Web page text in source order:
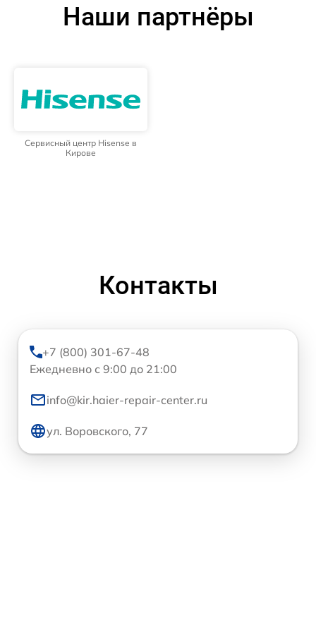
Наши партнёры
Сервисный центр Hisense в
Кирове
Контакты
+7 (800) 301-67-48
Ежедневно с 9:00 до 21:00
info@kir.haier-repair-center.ru
ул. Воровского, 77